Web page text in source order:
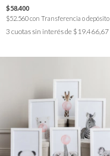
$58.400
$52.560con Transferencia o depósito
3 cuotas sin interés de $19.466,67